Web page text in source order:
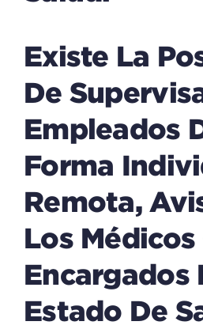
Existe La
De
Empleados
Forma
Remota,
Los Médicos
Encargados
Estado De